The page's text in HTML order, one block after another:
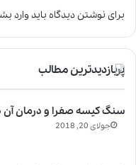
برای نوشتن دیدگاه بایدوارد
پربازدیدترین مطالب
سنگ کیسه صفرا و درمان
جولای 20, 2018